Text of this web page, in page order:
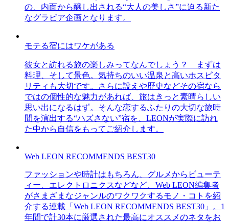
の、内面から醸し出される“大人の美しさ”に迫る新た
なグラビア企画となります。
モテる宿にはワケがある
彼女と訪れる旅の楽しみってなんでしょう？ まずは
料理、そして景色。気持ちのいい温泉と高いホスピタ
リティも大切です。さらに設えや歴史などその宿なら
ではの個性的な魅力があれば、旅はきっと素晴らしい
思い出になるはず。そんな恋するふたりの大切な旅時
間を演出する“ハズさない”宿を、LEONが実際に訪れ
た中から自信をもってご紹介します。
Web LEON RECOMMENDS BEST30
ファッションや時計はもちろん、グルメからビューテ
ィー、エレクトロニクスなどなど、Web LEON編集者
がさまざまなジャンルのワクワクするモノ・コトを紹
介する連載「Web LEON RECOMMENDS BEST30」。1
年間で計30本に厳選された最高にオススメのネタをお